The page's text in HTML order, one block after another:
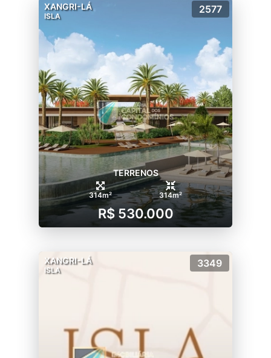
XANGRI-LÁ
ISLA
2577
TERRENOS
314m² 314m²
R$ 530.000
XANGRI-LÁ
ISLA
3349